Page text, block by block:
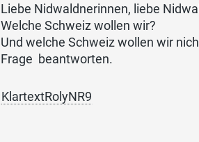
Liebe Nidwaldnerinnen, liebe
Welche Schweiz wollen wir?
Und welche Schweiz wollen wir
Frage beantworten.
KlartextRolyNR9